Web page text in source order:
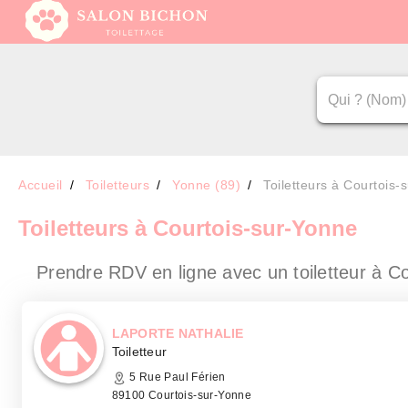
Accueil Toiletteurs Yonne (89) Toiletteurs à Courtois-
Toiletteurs à Courtois-sur-Yonne
Prendre RDV en ligne avec un toiletteur à
LAPORTE NATHALIE
Toiletteur
5 Rue Paul Férien
89100 Courtois-sur-Yonne